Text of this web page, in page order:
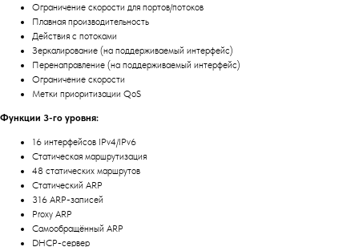
Ограничение скорости для портов/потоков
Плавная производительность
Действия с потоками
Зеркалирование (на поддерживаемый интерфейс)
Перенаправление (на поддерживаемый интерфейс)
Ограничение скорости
Метки приоритизации QoS
Функции 3-го уровня:
16 интерфейсов IPv4/IPv6
Статическая маршрутизация
48 статических маршрутов
Статический ARP
316 ARP-записей
Proxy ARP
Самообращённый ARP
DHCP-сервер